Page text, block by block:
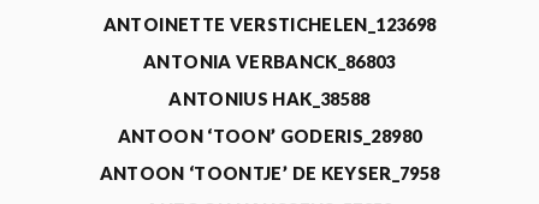
ANTOINETTE VERSTICHELEN_123698
ANTONIA VERBANCK_86803
ANTONIUS HAK_38588
ANTOON ‘TOON’ GODERIS_28980
ANTOON ‘TOONTJE’ DE KEYSER_7958